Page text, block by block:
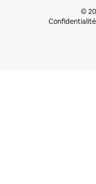
©
Confidentialité